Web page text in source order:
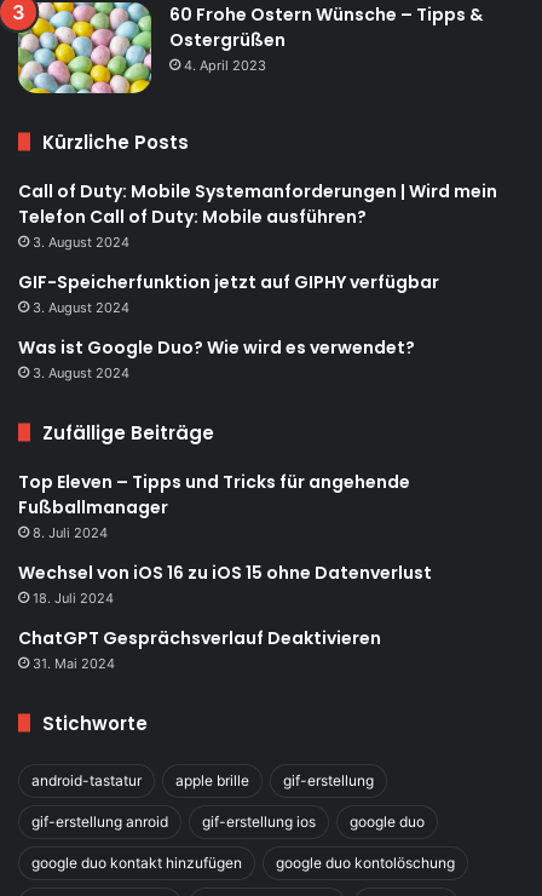
60 Frohe Ostern Wünsche – Tipps &
Ostergrüßen
4. April 2023
Kürzliche Posts
Call of Duty: Mobile Systemanforderungen | Wird mein
Telefon Call of Duty: Mobile ausführen?
3. August 2024
GIF-Speicherfunktion jetzt auf GIPHY verfügbar
3. August 2024
Was ist Google Duo? Wie wird es verwendet?
3. August 2024
Zufällige Beiträge
Top Eleven – Tipps und Tricks für angehende
Fußballmanager
8. Juli 2024
Wechsel von iOS 16 zu iOS 15 ohne Datenverlust
18. Juli 2024
ChatGPT Gesprächsverlauf Deaktivieren
31. Mai 2024
Stichworte
android-tastatur apple brille gif-erstellung
gif-erstellung anroid gif-erstellung ios google duo
google duo kontakt hinzufügen google duo kontolöschung